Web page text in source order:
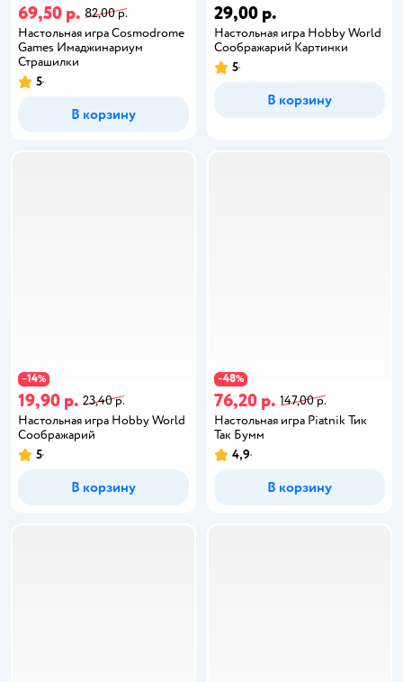
69,50 р. 82,00 р.
Настольная игра Cosmodrome
Games Имаджинариум
Страшилки
5
В корзину
29,00 р.
Настольная игра Hobby World
Соображарий Картинки
5
В корзину
−14%
19,90 р. 23,40 р.
Настольная игра Hobby World
Соображарий
5
В корзину
−48%
76,20 р. 147,00 р.
Настольная игра Piatnik Тик
Так Бумм
4,9
В корзину